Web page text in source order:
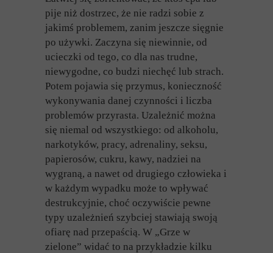
pije niż dostrzec, że nie radzi sobie z
jakimś problemem, zanim jeszcze sięgnie
po używki. Zaczyna się niewinnie, od
ucieczki od tego, co dla nas trudne,
niewygodne, co budzi niechęć lub strach.
Potem pojawia się przymus, konieczność
wykonywania danej czynności i liczba
problemów przyrasta. Uzależnić można
się niemal od wszystkiego: od alkoholu,
narkotyków, pracy, adrenaliny, seksu,
papierosów, cukru, kawy, nadziei na
wygraną, a nawet od drugiego człowieka i
w każdym wypadku może to wpływać
destrukcyjnie, choć oczywiście pewne
typy uzależnień szybciej stawiają swoją
ofiarę nad przepaścią. W „Grze w
zielone” widać to na przykładzie kilku